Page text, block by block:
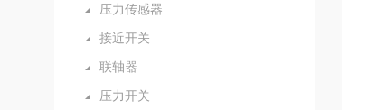
压力传感器
接近开关
联轴器
压力开关